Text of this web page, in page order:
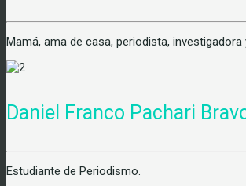
Mamá, ama de casa, periodista,
Daniel Franco Pachari
Estudiante de Periodismo.